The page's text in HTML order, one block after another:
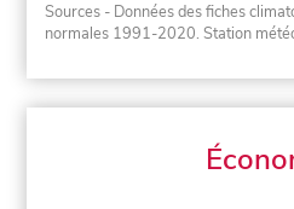
Sources - Données des fiches
normales 1991-2020. Station